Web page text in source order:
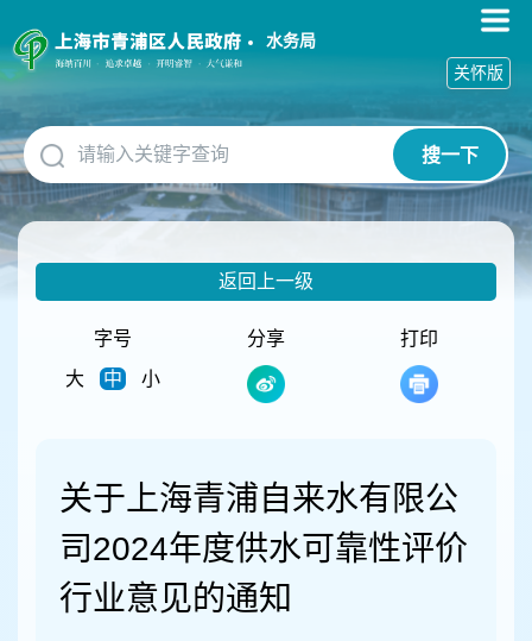
障
碍
作
说
明
跳
到
网
水务局
搜一下
关怀版
返回上一级
字号
大
中 小
分享 打印
关于上海青浦自来水有限公
司2024年度供水可靠性评价
行业意见的通知